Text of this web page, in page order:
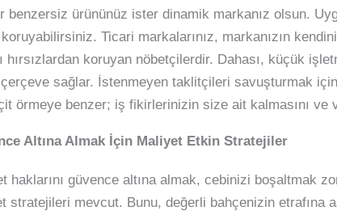
benzersiz ürününüz ister dinamik markanız olsun.
Ticari markalarınız, markanızın
hırsızlardan koruyan nöbetçilerdir. Dahası, küçük
sağlar. İstenmeyen taklitçileri savuşturmak
örmeye benzer; iş fikirlerinizin size ait kalmasını
Altına Almak İçin Maliyet Etkin Stratejiler
güvence altına almak, cebinizi boşaltmak
stratejileri mevcut. Bunu, değerli bahçenizin etrafına